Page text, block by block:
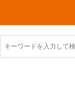
TOEIC感想・結果
今日買った本
ご朱印帳めぐり
ファスティング
食べ物